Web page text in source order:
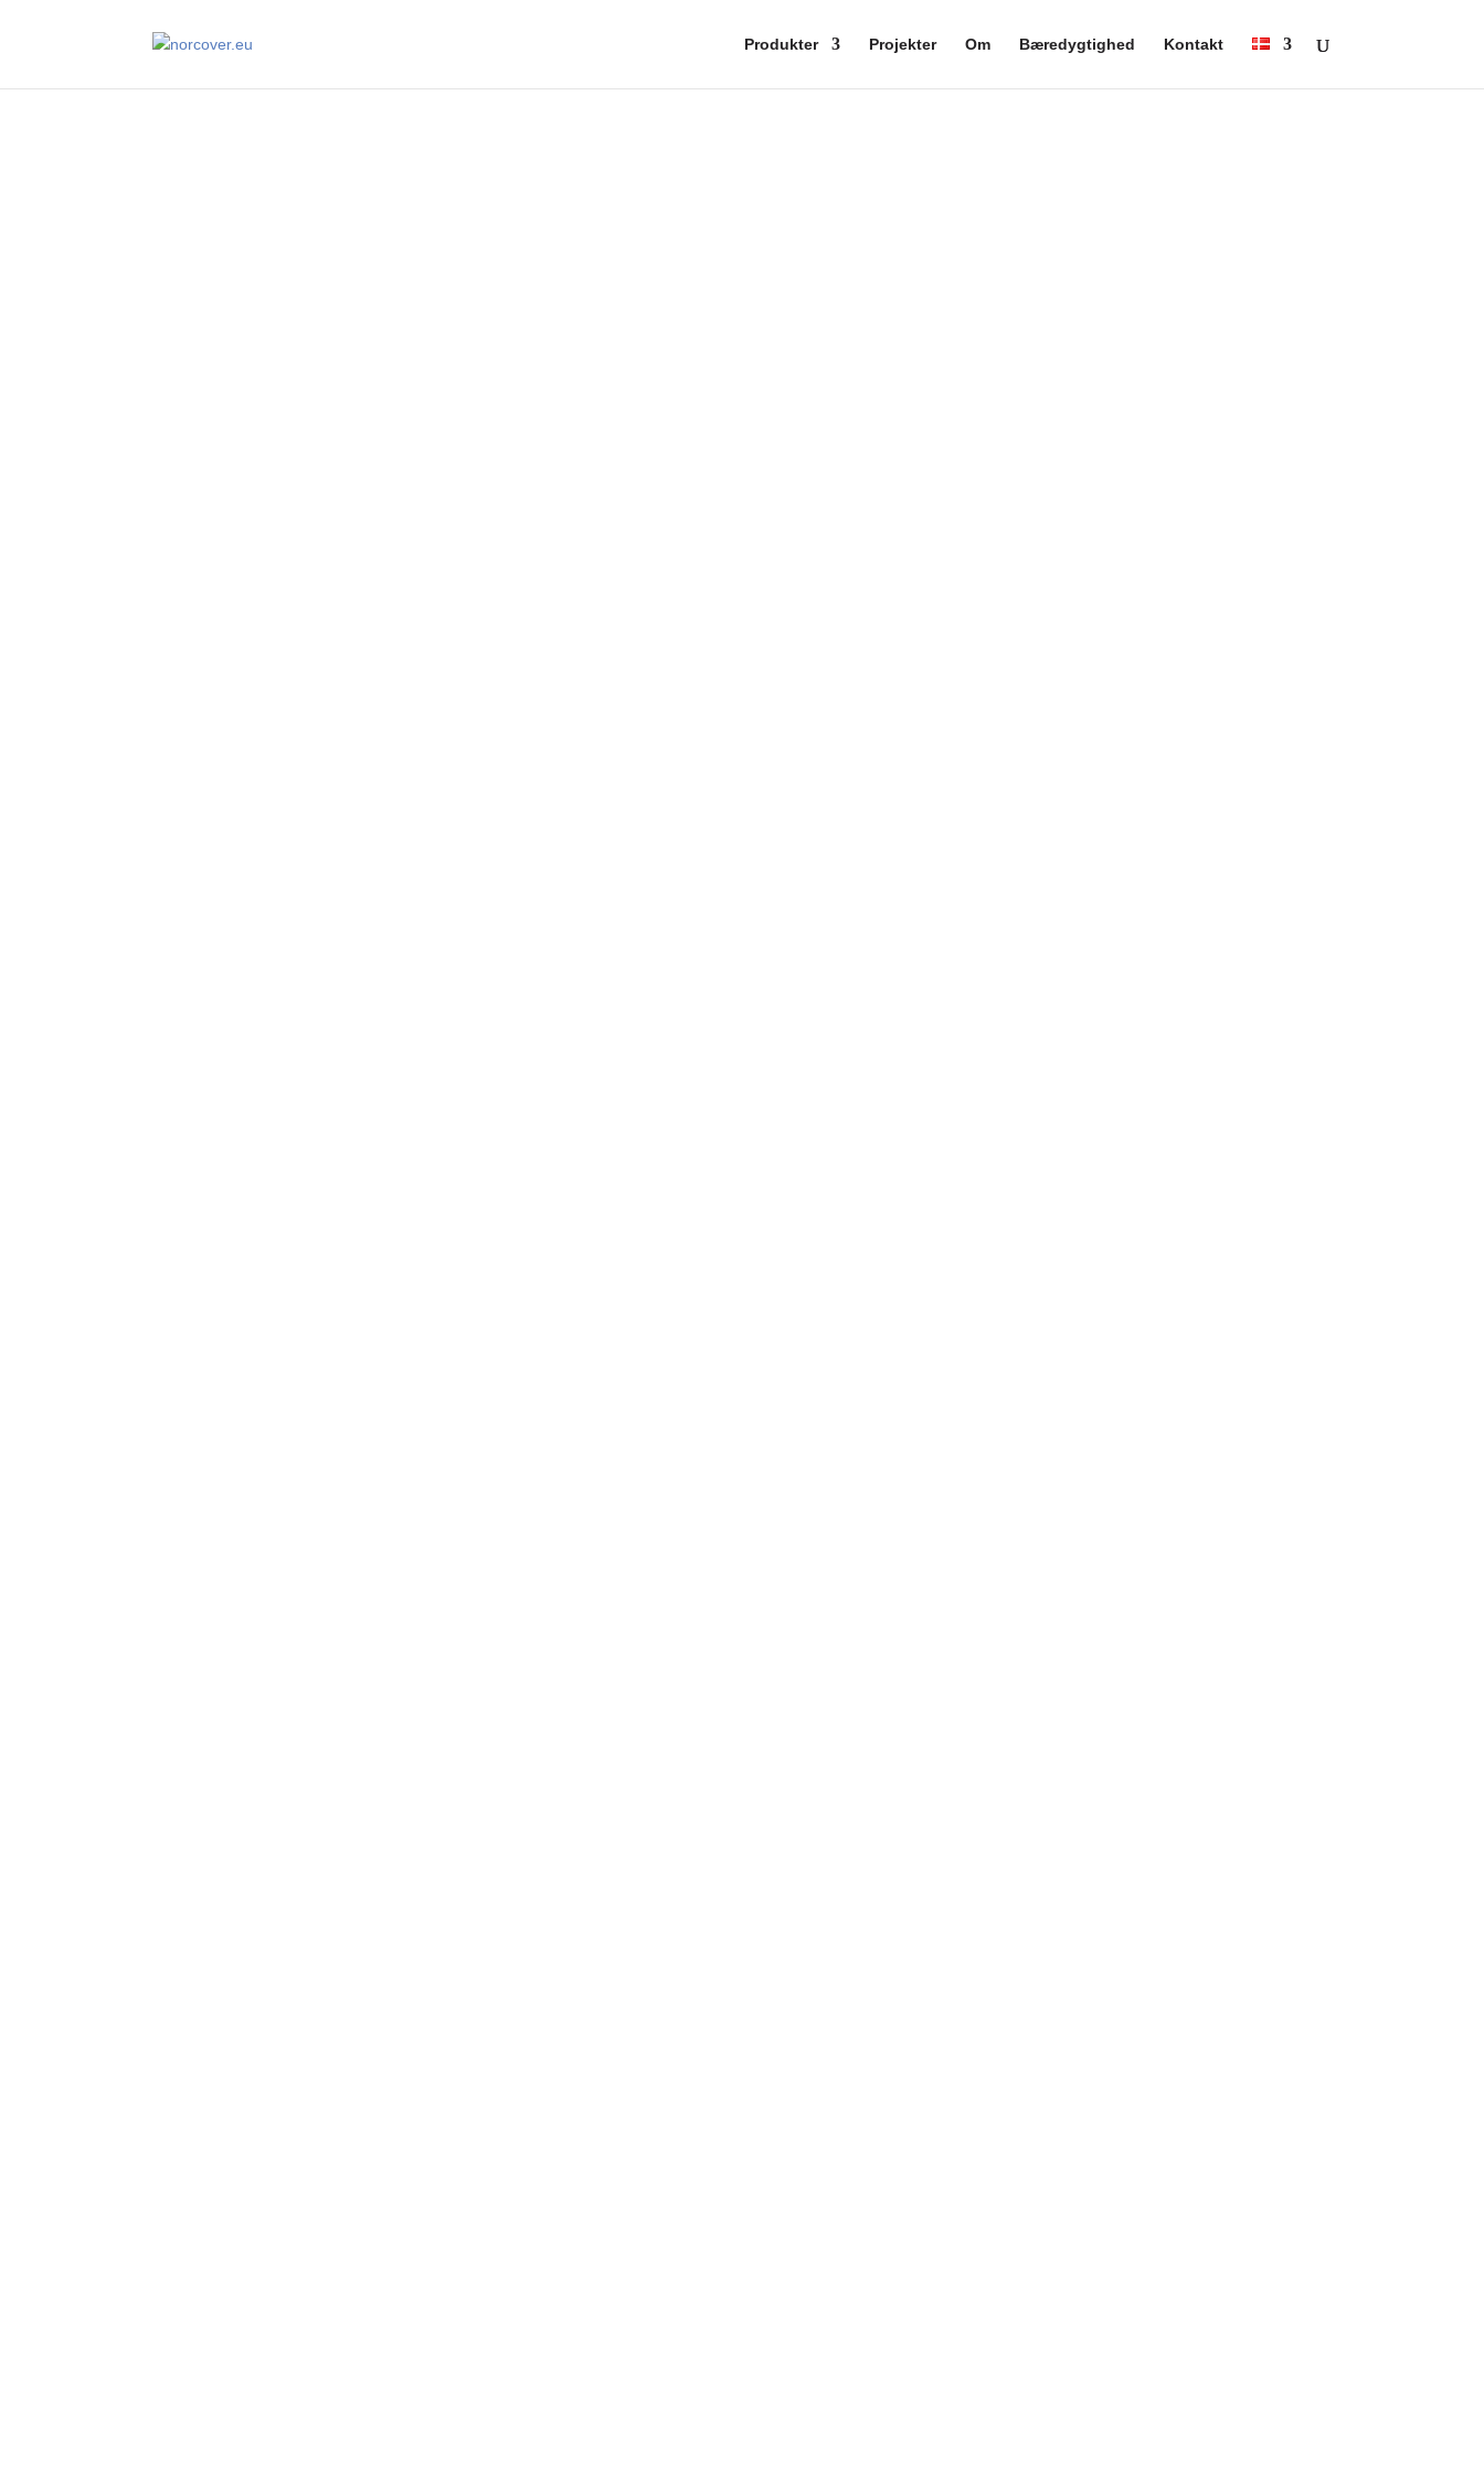
Produkter Projekter Om Bæredygtighed Kontakt